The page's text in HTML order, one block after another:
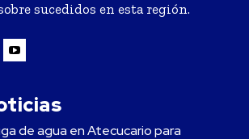
sucedidos en esta región.
de agua en Atecucario para